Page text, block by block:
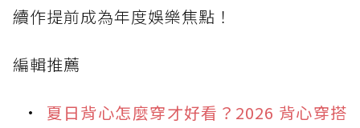
續作提前成為年度娛樂焦點！
編輯推薦
夏日背心怎麼穿才好看？2026 背心穿搭